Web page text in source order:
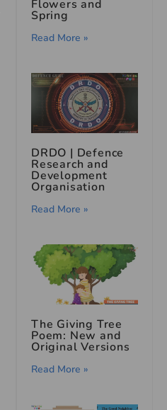
Flowers and
Spring
Read More »
DRDO | Defence
Research and
Development
Organisation
Read More »
The Giving Tree
Poem: New and
Original Versions
Read More »